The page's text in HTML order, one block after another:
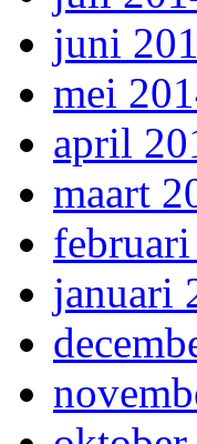
juni
mei
april
maart
januari